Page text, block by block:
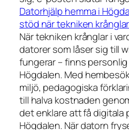
Datorhjälp hemma i
stöd när tekniken krånglar
När tekniken krånglar i
datorer som låser sig till
fungerar – finns
Högdalen. Med
miljö, pedagogiska
till halva kostnaden
det enklare att få digitala
Högdalen. När datorn